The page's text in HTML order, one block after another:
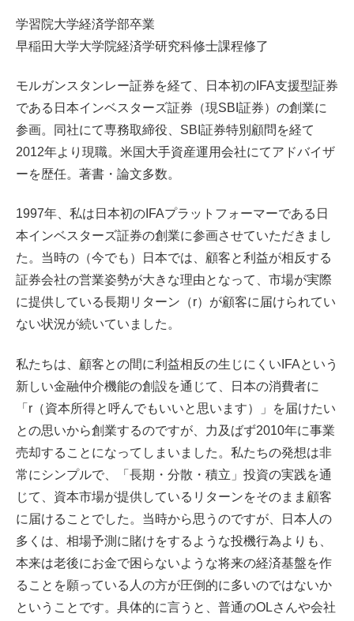
学習院大学経済学部卒業
早稲田大学大学院経済学研究科修士課程修了
モルガンスタンレー証券を経て、日本初のIFA支援型証券
である日本インベスターズ証券（現SBI証券）の創業に
参画。同社にて専務取締役、SBI証券特別顧問を経て
2012年より現職。米国大手資産運用会社にてアドバイザ
ーを歴任。著書・論文多数。
1997年、私は日本初のIFAプラットフォーマーである日
本インベスターズ証券の創業に参画させていただきまし
た。 当時の（今でも）日本では、顧客と利益が相反する
証券会社の営業姿勢が大きな理由となって、市場が実際
に提供している長期リターン（r）が顧客に届けられてい
ない状況が続いていました。
私たちは、顧客との間に利益相反の生じにくいIFAという
新しい金融仲介機能の創設を通じて、日本の消費者に
「r（資本所得と呼んでもいいと思います）」を届けたい
との思いから創業するのですが、力及ばず2010年に事業
売却することになってしまいました。私たちの発想は非
常にシンプルで、「長期・分散・積立」投資の実践を通
じて、資本市場が提供しているリターンをそのまま顧客
に届けることでした。当時から思うのですが、日本人の
多くは、相場予測に賭けをするような投機行為よりも、
本来は老後にお金で困らないような将来の経済基盤を作
ることを願っている人の方が圧倒的に多いのではないか
ということです。具体的に言うと、普通のOLさんや会社